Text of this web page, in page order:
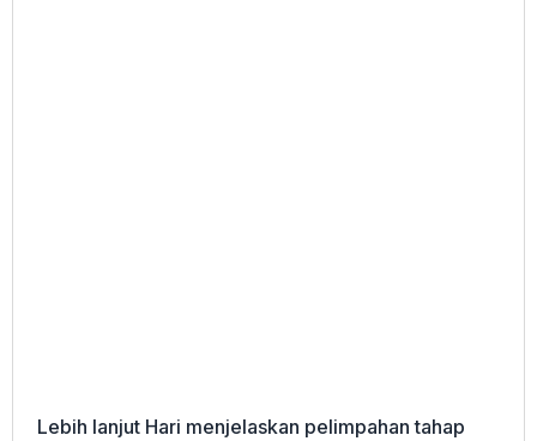
Lebih lanjut Hari menjelaskan pelimpahan tahap